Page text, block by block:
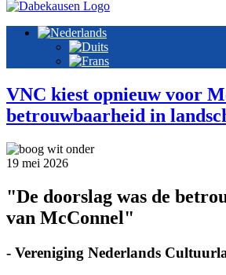
VNC kiest opnieuw voor
betrouwbaarheid in
19 mei 2026
"De doorslag was de
van McConnel"
- Vereniging Nederlands